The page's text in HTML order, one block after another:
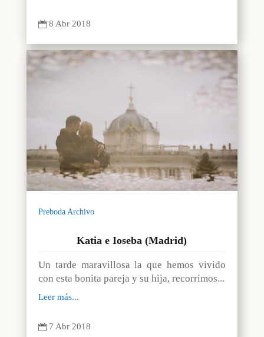
 8 Abr 2018
Preboda Archivo
Katia e Ioseba (Madrid)
Un tarde maravillosa la que hemos vivido
con esta bonita pareja y su hija, recorrimos...
Leer más...
 7 Abr 2018